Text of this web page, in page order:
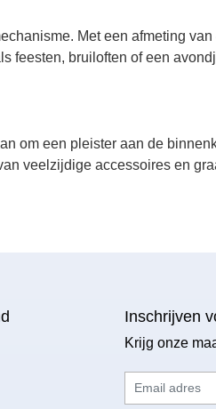
Met een afmeting
bruiloften of een
om een pleister aan de
veelzijdige accessoires en
Inschrijven
Krijg onze